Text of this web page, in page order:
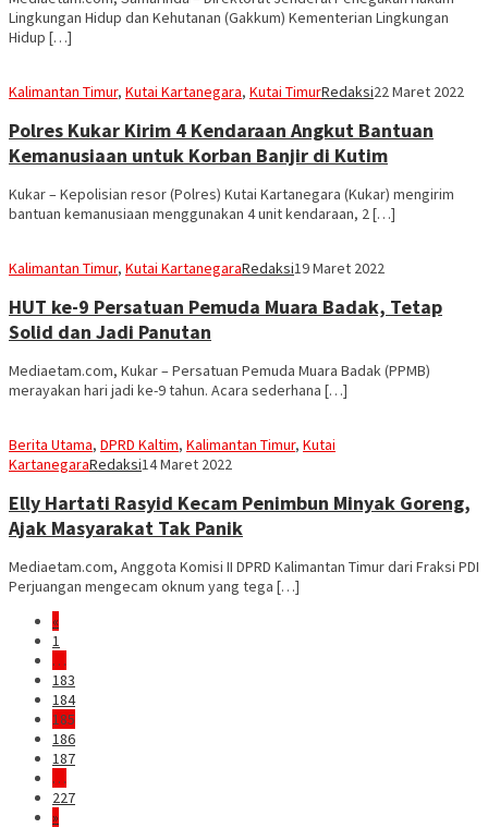
Lingkungan Hidup dan Kehutanan (Gakkum) Kementerian Lingkungan
Hidup […]
Kalimantan Timur, Kutai Kartanegara, Kutai TimurRedaksi22 Maret 2022
Polres Kukar Kirim 4 Kendaraan Angkut Bantuan
Kemanusiaan untuk Korban Banjir di Kutim
Kukar – Kepolisian resor (Polres) Kutai Kartanegara (Kukar) mengirim
bantuan kemanusiaan menggunakan 4 unit kendaraan, 2 […]
Kalimantan Timur, Kutai KartanegaraRedaksi19 Maret 2022
HUT ke-9 Persatuan Pemuda Muara Badak, Tetap
Solid dan Jadi Panutan
Mediaetam.com, Kukar – Persatuan Pemuda Muara Badak (PPMB)
merayakan hari jadi ke-9 tahun. Acara sederhana […]
Berita Utama, DPRD Kaltim, Kalimantan Timur, Kutai
KartanegaraRedaksi14 Maret 2022
Elly Hartati Rasyid Kecam Penimbun Minyak Goreng,
Ajak Masyarakat Tak Panik
Mediaetam.com, Anggota Komisi II DPRD Kalimantan Timur dari Fraksi PDI
Perjuangan mengecam oknum yang tega […]
«
1
…
183
184
185
186
187
…
227
»